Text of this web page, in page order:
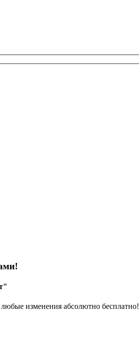
изменения абсолютно бесплатно!